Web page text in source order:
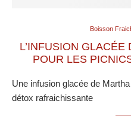
Boisson
L’INFUSION GLACÉE
POUR LES
Une infusion glacée de
détox rafraichissante